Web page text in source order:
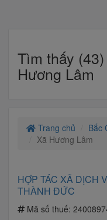
Tìm thấy
Hương Lâm
Trang chủ Bắc
Xã Hương Lâm
HỢP TÁC XÃ DỊCH
THÀNH ĐỨC
Mã số thuế: